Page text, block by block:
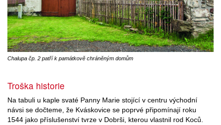
Chalupa čp. 2 patří k památkově chráněným domům
Troška historie
Na tabuli u kaple svaté Panny Marie stojící v centru východní
návsi se dočteme, že Kváskovice se poprvé připomínají roku
1544 jako příslušenství tvrze v Dobrši, kterou vlastnil rod Koců.